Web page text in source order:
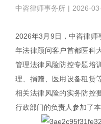
中咨律师事务所 | 2026-
2026年3月9日，中咨律师
年法律顾问客户首都医科
管理法律风险防控专题培
理、捐赠、医用设备租赁
相关法律风险的实务防控
行政部门的负责人参加了本